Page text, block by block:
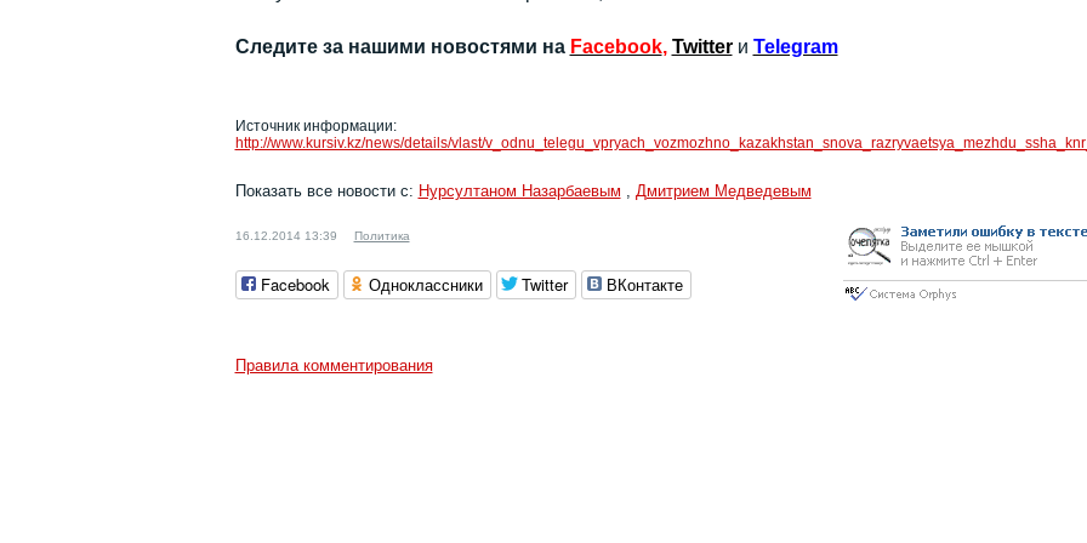
Следите за нашими новостями на Facebook, Twitter и Telegram
Источник информации:
http://www.kursiv.kz/news/details/vlast/
Показать все новости с: Нурсултаном Назарбаевым , Дмитрием Медведевым
16.12.2014 13:39 Политика
Facebook Одноклассники Twitter ВКонтакте
Правила комментирования